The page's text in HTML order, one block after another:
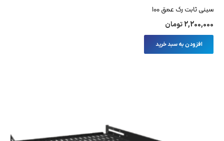
سینی ثابت رک عمق 100
2,200,000تومان
افزودن به سبد خرید